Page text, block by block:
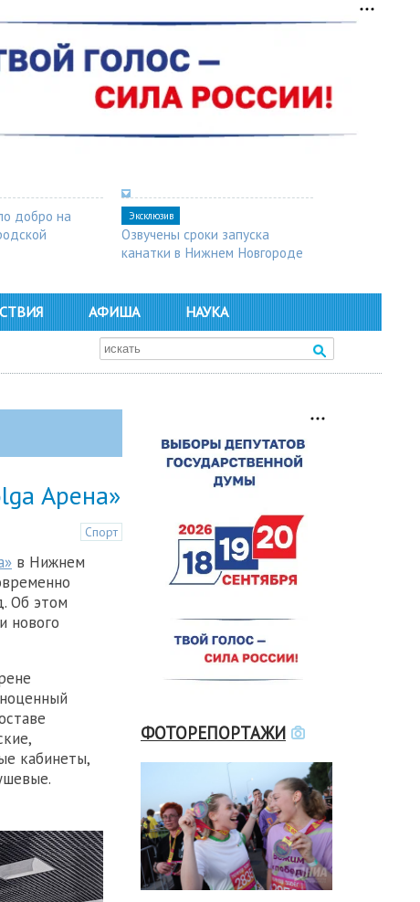
добро на
Эксклюзив
Озвучены сроки запуска
канатки в Нижнем Новгороде
АФИША НАУКА
Арена»
Спорт
в Нижнем
Об этом
нового
кабинеты,
ФОТОРЕПОРТАЖИ